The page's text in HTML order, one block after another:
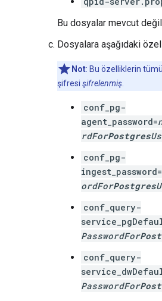
Bu dosyalar mevcut
Dosyalara aşağıdaki
Not: Bu özelliklerin tümü
şifresi şifrelenmiş
conf_pg-
agent_password=
rdForPostgres
conf_pg-
ingest_password=
ordForPostgres
conf_query-
PasswordFor
conf_query-
PasswordFor